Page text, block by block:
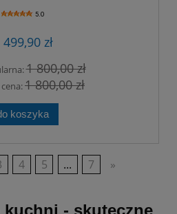
5.0
499,90 zł
1 800,00 zł
1 800,00 zł
koszyka
4 5 ... 7 »
- skuteczne